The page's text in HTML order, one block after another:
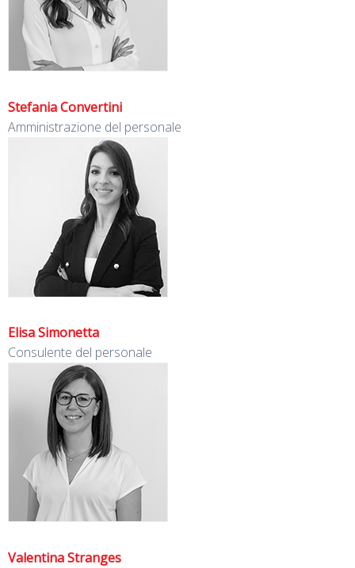
Stefania Convertini
Amministrazione del personale
Elisa Simonetta
Consulente del personale
Valentina Stranges